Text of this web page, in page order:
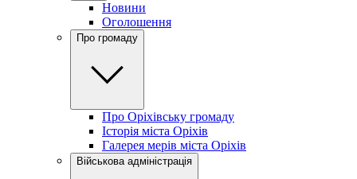
Новини
Оголошення
Про громаду
Про Оріхівську громаду
Історія міста Оріхів
Галерея мерів міста Оріхів
Військова адміністрація